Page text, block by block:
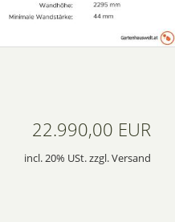
22.990,00 EUR
incl. 20% USt. zzgl. Versand